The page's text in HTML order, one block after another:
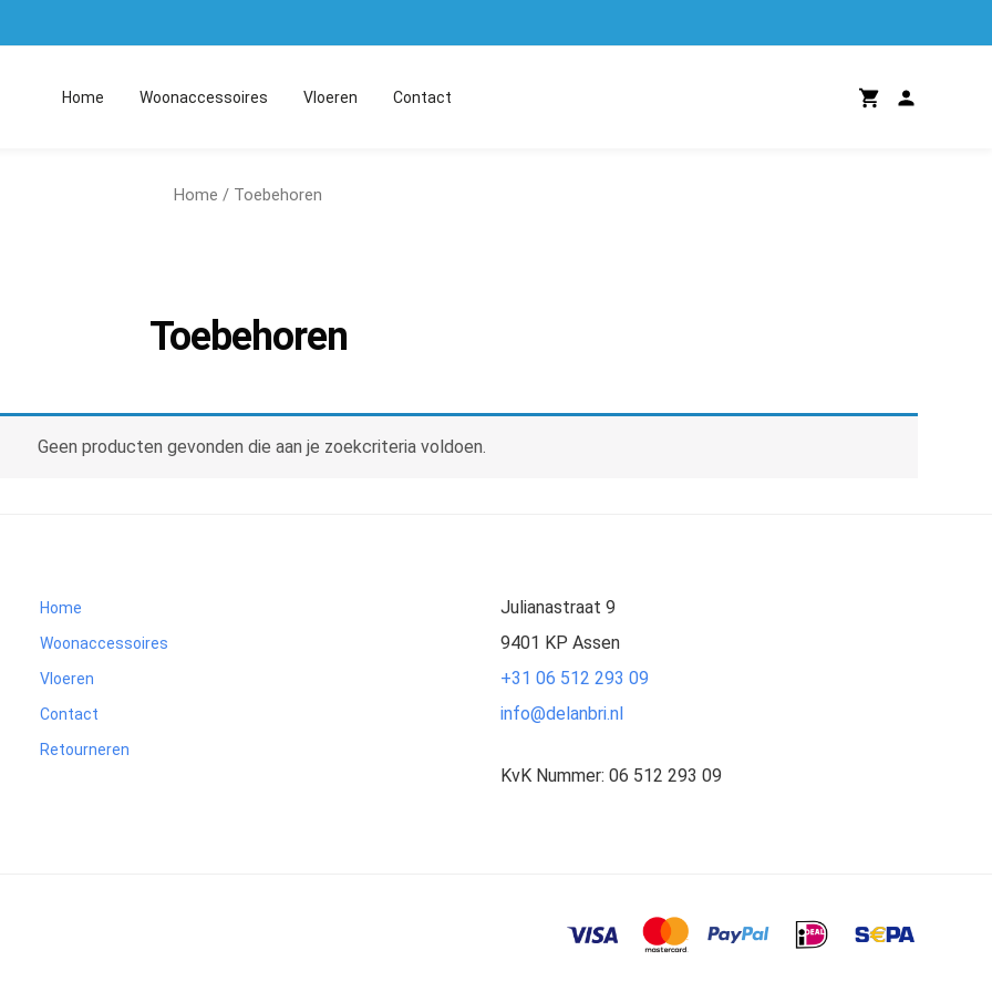
Home Woonaccessoires Vloeren Contact
Home / Toebehoren
Toebehoren
Geen producten gevonden die aan je zoekcriteria voldoen.
Home
Woonaccessoires
Vloeren
Contact
Retourneren
Julianastraat 9
9401 KP Assen
+31 06 512 293 09
info@delanbri.nl
KvK Nummer: 06 512 293 09